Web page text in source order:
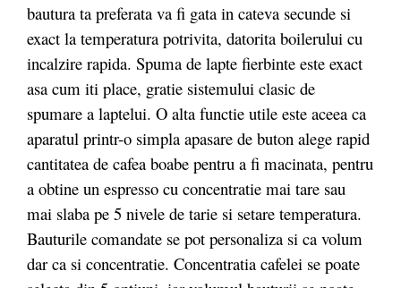
bautura ta preferata va fi gata in cateva secunde si
exact la temperatura potrivita, datorita boilerului cu
incalzire rapida. Spuma de lapte fierbinte este exact
asa cum iti place, gratie sistemului clasic de
spumare a laptelui. O alta functie utile este aceea ca
aparatul printr-o simpla apasare de buton alege rapid
cantitatea de cafea boabe pentru a fi macinata, pentru
a obtine un espresso cu concentratie mai tare sau
mai slaba pe 5 nivele de tarie si setare temperatura.
Bauturile comandate se pot personaliza si ca volum
dar ca si concentratie. Concentratia cafelei se poate